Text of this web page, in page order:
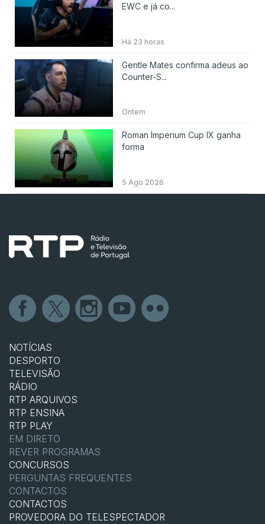
EWC e já co...
Há 23 horas
Gentle Mates confirma adeus ao
Counter-S...
Ontem
Roman Imperium Cup IX ganha
forma
5 Ago 2026
NOTÍCIAS
DESPORTO
TELEVISÃO
RÁDIO
RTP ARQUIVOS
RTP ENSINA
RTP PLAY
EM DIRETO
REVER PROGRAMAS
CONCURSOS
PERGUNTAS FREQUENTES
CONTACTOS
CONTACTOS
PROVEDORA DO TELESPECTADOR